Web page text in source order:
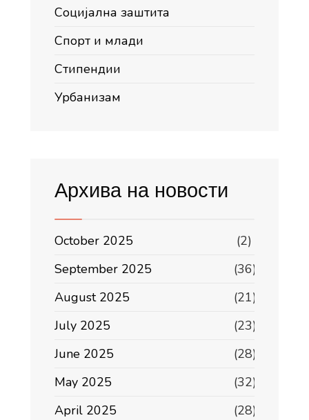
Социјална заштита
Спорт и млади
Стипендии
Урбанизам
Архива на новости
October 2025
(2)
September 2025
(36)
August 2025
(21)
July 2025
(23)
June 2025
(28)
May 2025
(32)
April 2025
(28)